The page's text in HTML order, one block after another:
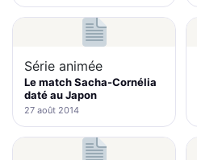
Série animée
Le match Sacha-Cornélia
daté au Japon
27 août 2014